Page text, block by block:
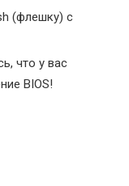
(флешку) с
что у вас
BIOS!